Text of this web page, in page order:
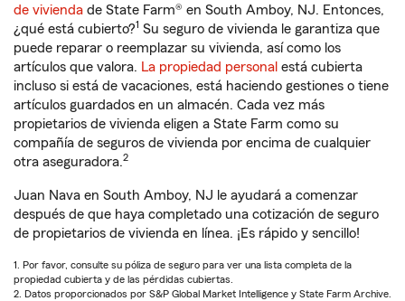
de vivienda de State Farm® en South Amboy, NJ. Entonces,
¿qué está cubierto?1 Su seguro de vivienda le garantiza que
puede reparar o reemplazar su vivienda, así como los
artículos que valora. La propiedad personal está cubierta
incluso si está de vacaciones, está haciendo gestiones o tiene
artículos guardados en un almacén. Cada vez más
propietarios de vivienda eligen a State Farm como su
compañía de seguros de vivienda por encima de cualquier
otra aseguradora.2
Juan Nava en South Amboy, NJ le ayudará a comenzar
después de que haya completado una cotización de seguro
de propietarios de vivienda en línea. ¡Es rápido y sencillo!
1. Por favor, consulte su póliza de seguro para ver una lista completa de la
propiedad cubierta y de las pérdidas cubiertas.
2. Datos proporcionados por S&P Global Market Intelligence y State Farm Archive.